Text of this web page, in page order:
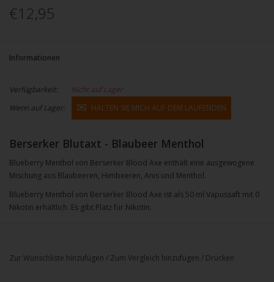
€12,95
Informationen
Verfügbarkeit:
Nicht auf Lager
Wenn auf Lager:
HALTEN SIE MICH AUF DEM LAUFENDEN
Berserker Blutaxt - Blaubeer Menthol
Blueberry Menthol von Berserker Blood Axe enthält eine ausgewogene
Mischung aus Blaubeeren, Himbeeren, Anis und Menthol.
Blueberry Menthol von Berserker Blood Axe ist als 50 ml Vapussaft mit 0
Nikotin erhältlich. Es gibt Platz für Nikotin.
Zur Wunschliste hinzufügen / Zum Vergleich hinzufügen / Drucken